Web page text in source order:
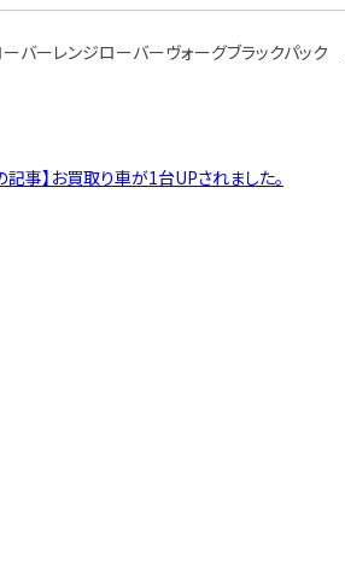
バーレンジローバーヴォーグブラックパ
記事】お買取り車が1台UPされました。